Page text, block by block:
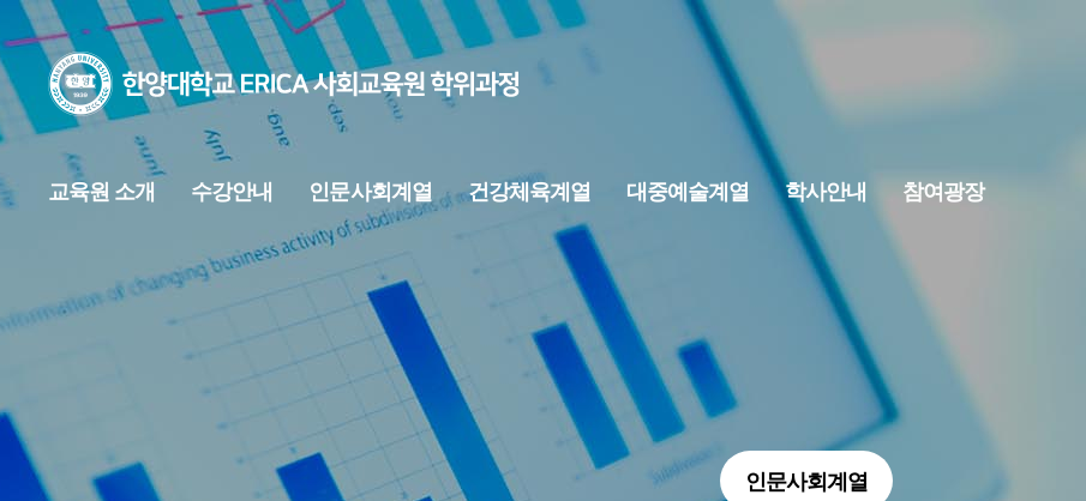
한양대학교
ERICA
사회교육원
학위과정
교육원 소개 수강안내 인문사회계열 건강체육계열 대중예술계열 학사안내 참여광장
인문사회계열